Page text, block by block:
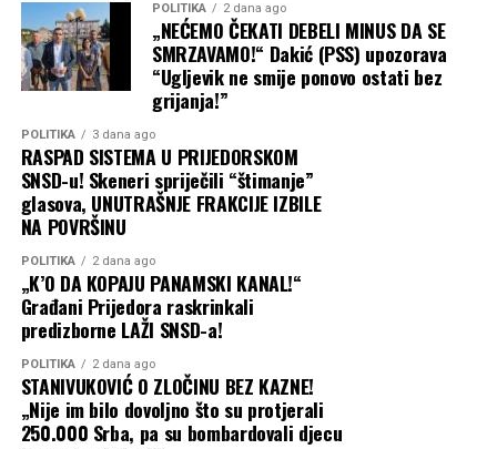
POLITIKA 2 dana ago
„NEĆEMO ČEKATI DEBELI MINUS DA SE
SMRZAVAMO!“ Dakić (PSS) upozorava
“Ugljevik ne smije ponovo ostati bez
grijanja!”
POLITIKA 3 dana ago
RASPAD SISTEMA U PRIJEDORSKOM
SNSD-u! Skeneri spriječili “štimanje”
glasova, UNUTRAŠNJE FRAKCIJE IZBILE
NA POVRŠINU
POLITIKA 2 dana ago
„K’O DA KOPAJU PANAMSKI KANAL!“
Građani Prijedora raskrinkali
predizborne LAŽI SNSD-a!
POLITIKA 2 dana ago
STANIVUKOVIĆ O ZLOČINU BEZ KAZNE!
„Nije im bilo dovoljno što su protjerali
250.000 Srba, pa su bombardovali djecu